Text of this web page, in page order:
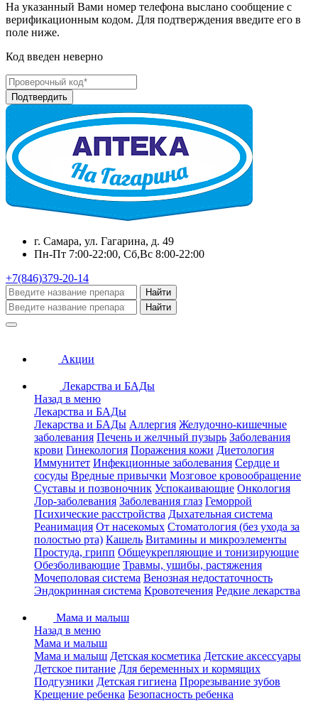
На указанный Вами номер телефона выслано сообщение с
верификационным кодом. Для подтверждения введите его в
поле ниже.
Код введен неверно
г. Самара, ул. Гагарина, д. 49
Пн-Пт 7:00-22:00, Сб,Вс 8:00-22:00
+7(846)379-20-14
Найти
Найти
Акции
Лекарства и БАДы
Назад в меню
Лекарства и БАДы
Лекарства и БАДы Аллергия Желудочно-кишечные
заболевания Печень и желчный пузырь Заболевания
крови Гинекология Поражения кожи Диетология
Иммунитет Инфекционные заболевания Сердце и
сосуды Вредные привычки Мозговое кровообращение
Суставы и позвоночник Успокаивающие Онкология
Лор-заболевания Заболевания глаз Геморрой
Психические расстройства Дыхательная система
Реанимация От насекомых Стоматология (без ухода за
полостью рта) Кашель Витамины и микроэлементы
Простуда, грипп Общеукрепляющие и тонизирующие
Обезболивающие Травмы, ушибы, растяжения
Мочеполовая система Венозная недостаточность
Эндокринная система Кровотечения Редкие лекарства
Мама и малыш
Назад в меню
Мама и малыш
Мама и малыш Детская косметика Детские аксессуары
Детское питание Для беременных и кормящих
Подгузники Детская гигиена Прорезывание зубов
Крещение ребенка Безопасность ребенка